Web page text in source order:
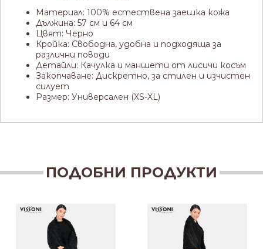
Материал: 100% естествена заешка кожа
Дължина: 57 см и 64 см
Цвят: Черно
Кройка: Свободна, удобна и подходяща за
различни поводи
Детайли: Качулка и маншети от лисичи косъм
Закопчаване: Дискретно, за стилен и изчистен
силует
Размер: Универсален (XS-XL)
ПОДОБНИ ПРОДУКТИ